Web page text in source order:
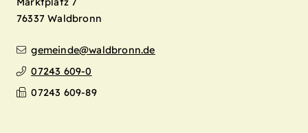
76337 Waldbronn
gemeinde@waldbronn.de
07243 609-0
07243 609-89